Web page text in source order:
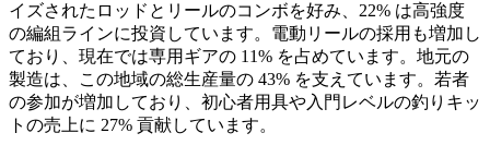
イズされたロッドとリールのコンボを好み、22% は高強度
の編組ラインに投資しています。電動リールの採用も増加し
ており、現在では専用ギアの 11% を占めています。地元の
製造は、この地域の総生産量の 43% を支えています。若者
の参加が増加しており、初心者用具や入門レベルの釣りキッ
トの売上に 27% 貢献しています。